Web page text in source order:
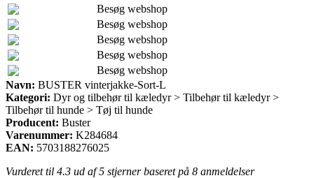
Besøg webshop
Besøg webshop
Besøg webshop
Besøg webshop
Besøg webshop
Navn: BUSTER vinterjakke-Sort-L
Kategori: Dyr og tilbehør til kæledyr > Tilbehør til kæledyr >
Tilbehør til hunde > Tøj til hunde
Producent: Buster
Varenummer: K284684
EAN: 5703188276025
Vurderet til 4.3 ud af 5 stjerner baseret på 8 anmeldelser